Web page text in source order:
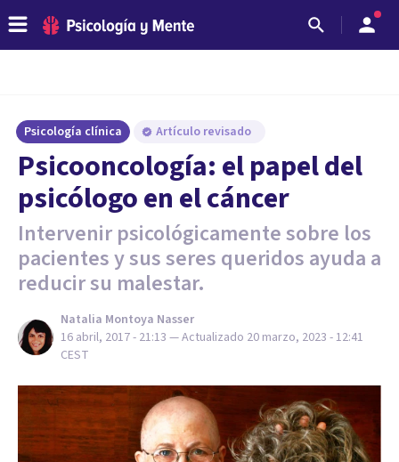
Psicología clínica Artículo revisado
Psicooncología: el papel del
psicólogo en el cáncer
Intervenir psicológicamente sobre los
pacientes y sus seres queridos ayuda a
reducir su malestar.
Natalia Montoya Nasser
16 abril, 2017 - 21:13 — Actualizado 20 marzo, 2023 - 12:41
CEST